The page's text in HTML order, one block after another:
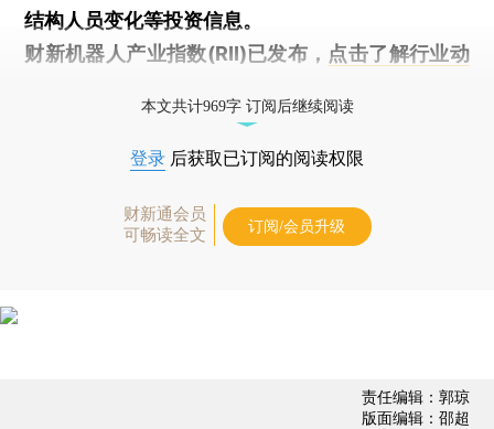
结构人员变化等投资信息。
财新机器人产业指数(RII)已发布， 点击了解行业动
本文共计969字 订阅后继续阅读
登录 后获取已订阅的阅读权限
财新通会员
可畅读全文
订阅/会员升级
责任编辑：郭琼
版面编辑：邵超